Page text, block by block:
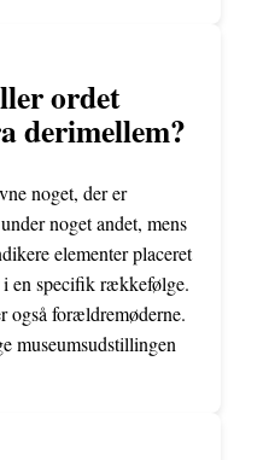
ordet
derimellem?
noget, der er
noget andet, mens
elementer placeret
en specifik rækkefølge.
også forældremøderne.
museumsudstillingen